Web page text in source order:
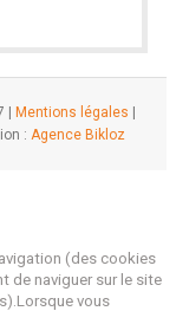
| Mentions légales
: Agence Bikloz
(des cookies
de naviguer sur le site
vous